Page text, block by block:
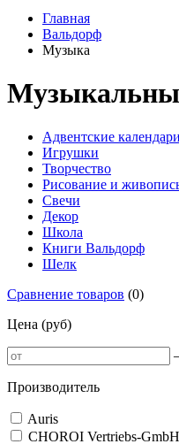
Главная
Вальдорф
Музыка
Адвентские календари
Игрушки
Творчество
Рисование и
Свечи
Декор
Школа
Книги Вальдорф
Шелк
Сравнение товаров (0)
Цена (руб)
Производитель
Auris
CHOROI Vertriebs-GmbH